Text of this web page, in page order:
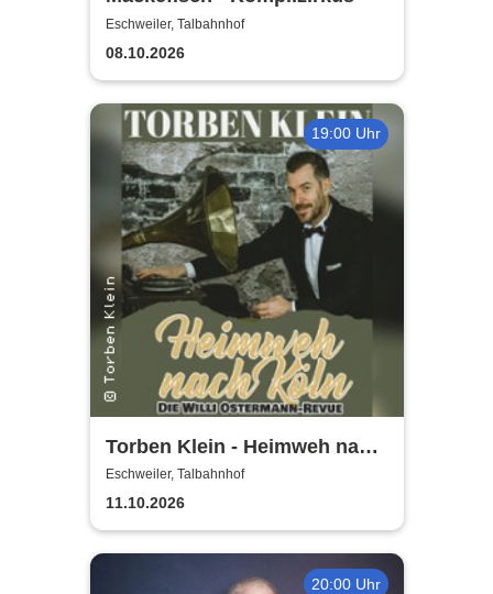
Eschweiler, Talbahnhof
08.10.2026
19:00 Uhr
Torben Klein - Heimweh nach
Köln - die Willi Ostermann
Revue
Eschweiler, Talbahnhof
11.10.2026
20:00 Uhr